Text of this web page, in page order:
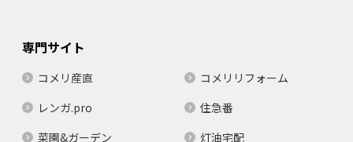
専門サイト
コメリ産直
コメリリフォーム
レンガ.pro
住急番
菜園&ガーデン
灯油宅配